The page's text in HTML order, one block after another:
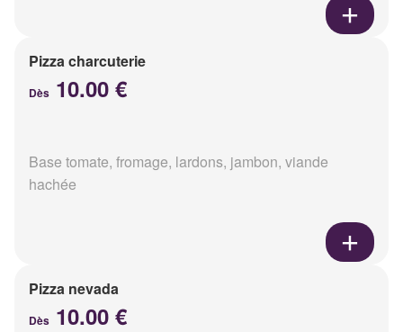
Pizza charcuterie
Dès 10.00 €
Base tomate, fromage, lardons, jambon, viande
hachée
Pizza nevada
Dès 10.00 €